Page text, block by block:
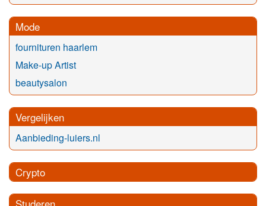
Mode
fournituren haarlem
Make-up Artist
beautysalon
Vergelijken
Aanbieding-luiers.nl
Crypto